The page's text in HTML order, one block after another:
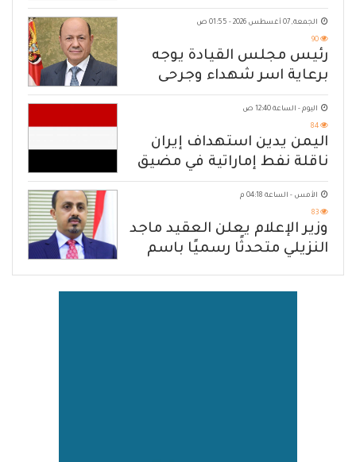
المسلحة
الجمعة, 07 أغسطس 2026 - 01:55 ص
90
رئيس مجلس القيادة يوجه
برعاية اسر شهداء وجرحى
الهجوم الإرهابي الحوثي والرد
الحازم على مصدر التهديد
اليوم - الساعة 12:40 ص
84
اليمن يدين استهداف إيران
ناقلة نفط إماراتية في مضيق
هرمز
الأمس - الساعة 04:18 م
83
وزير الإعلام يعلن العقيد ماجد
النزيلي متحدثًا رسميًا باسم